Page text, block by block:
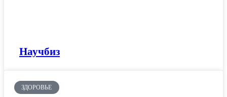
Научбиз
ЗДОРОВЬЕ